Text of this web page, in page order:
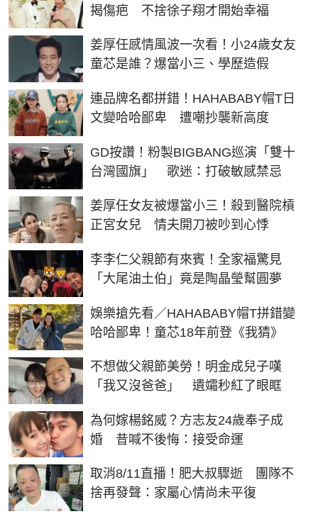
揭傷疤 不捨徐子翔才開始幸福
姜厚任感情風波一次看！小24歲女友
童芯是誰？爆當小三、學歷造假
連品牌名都拼錯！HAHABABY帽T日
文變哈哈鄙卑 遭嘲抄襲新高度
GD按讚！粉製BIGBANG巡演「雙十
台灣國旗」 歌迷：打破敏感禁忌
姜厚任女友被爆當小三！殺到醫院槓
正宮女兒 情夫開刀被吵到心悸
李李仁父親節有來賓！全家福驚見
「大尾油土伯」竟是陶晶瑩幫圓夢
娛樂搶先看／HAHABABY帽T拼錯變
哈哈鄙卑！童芯18年前登《我猜》
不想做父親節美勞！明金成兒子嘆
「我又沒爸爸」 遺孀秒紅了眼眶
為何嫁楊銘威？方志友24歲奉子成
婚 昔喊不後悔：接受命運
取消8/11直播！肥大叔驟逝 團隊不
捨再發聲：家屬心情尚未平復